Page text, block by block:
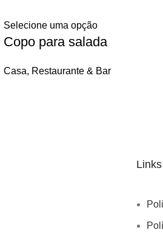
Selecione uma opção
Copo para salada
Casa, Restaurante & Bar
Links